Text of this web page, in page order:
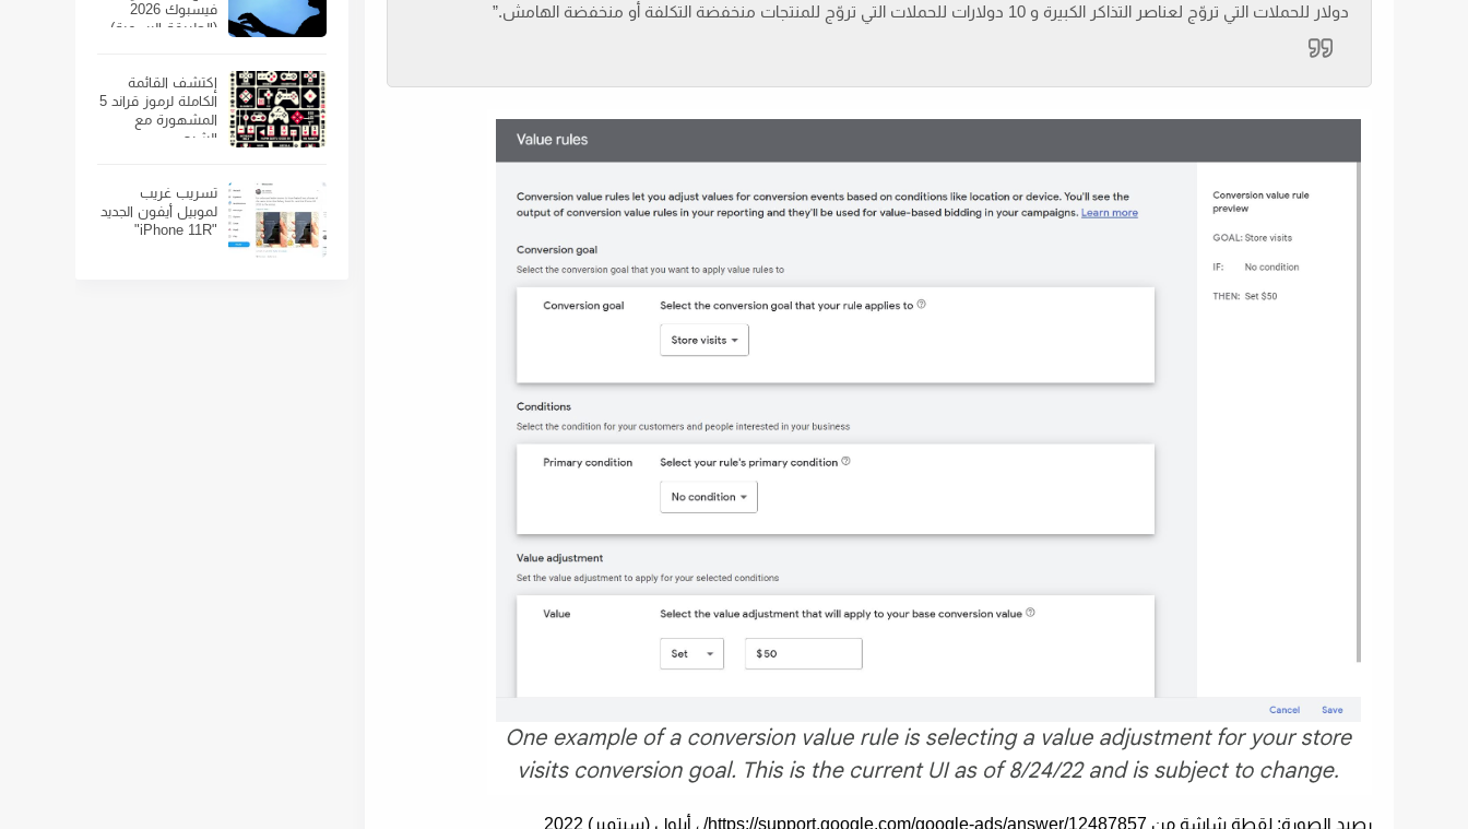
دولار للحملات التي تروّج لعناصر التذاكر الكبيرة و 10 دولارات للحملات التي تروّج للمنتجات منخفضة التكلفة أو منخفضة الهامش.”
رصيد الصورة: لقطة شاشة من https://support.google.com/google-ads/answer/12487857/ ، أيلول (سبتمبر) 2022
فيسبوك 2026
(الطريقة الرسمية)
إكتشف القائمة
الكاملة لرموز قراند 5
المشهورة مع
الشرح
تسريب غريب
لموبيل أيفون الجديد
"iPhone 11R"